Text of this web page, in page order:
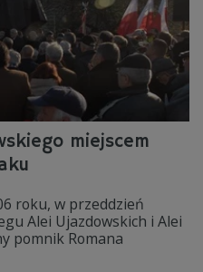
miejscem
roku, w przeddzień
Alei Ujazdowskich i Alei
pomnik Romana